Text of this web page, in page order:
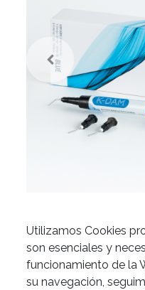
Barrera
Kiyomi
Utilizamos Cookies
son esenciales y
funcionamiento de la
su navegación,